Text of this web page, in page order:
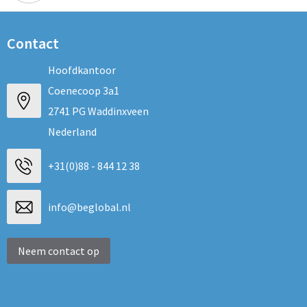
Contact
Hoofdkantoor
Coenecoop 3a1
2741 PG Waddinxveen
Nederland
+31(0)88 - 844 12 38
info@beglobal.nl
Neem contact op